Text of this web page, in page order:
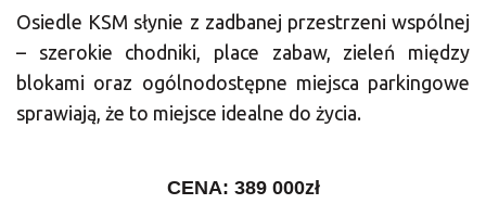
Osiedle KSM słynie z zadbanej przestrzeni wspólnej
– szerokie chodniki, place zabaw, zieleń między
blokami oraz ogólnodostępne miejsca parkingowe
sprawiają, że to miejsce idealne do życia.
CENA: 389 000zł